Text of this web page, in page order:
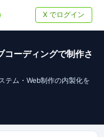
X でログイン
ーディングで制作さ
テム・Web制作の内製化を